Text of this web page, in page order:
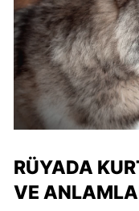
RÜYADA
VE